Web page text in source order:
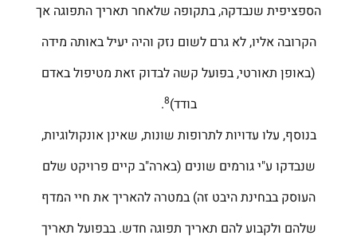
הספציפית שנבדקה, בתקופה שלאחר תאריך התפוגה אך
הקרובה אליו, לא גרם לשום נזק והיה יעיל באותה מידה
(באופן תאורטי, בפועל קשה לבדוק זאת מטיפול באדם
בודד)8
.
בנוסף, עלו עדויות לתרופות שונות, שאינן אונקולוגיות,
שנבדקו ע"י גורמים שונים (בארה"ב קיים פרויקט שלם
העוסק בבחינת היבט זה) במטרה להאריך את חיי המדף
שלהם ולקבוע להם תאריך תפוגה חדש. בבפועל תאריך